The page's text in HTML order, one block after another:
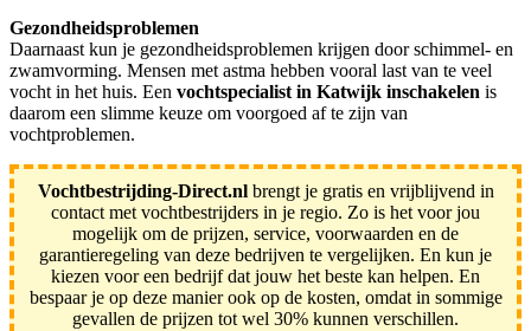
Gezondheidsproblemen
Daarnaast kun je gezondheidsproblemen krijgen door schimmel- en
zwamvorming. Mensen met astma hebben vooral last van te veel
vocht in het huis. Een vochtspecialist in Katwijk inschakelen is
daarom een slimme keuze om voorgoed af te zijn van
vochtproblemen.
Vochtbestrijding-Direct.nlbrengt je gratis en vrijblijvend in
contact met vochtbestrijders in je regio. Zo is het voor jou
mogelijk om de prijzen, service, voorwaarden en de
garantieregeling van deze bedrijven te vergelijken. En kun je
kiezen voor een bedrijf dat jouw het beste kan helpen. En
bespaar je op deze manier ook op de kosten, omdat in sommige
gevallen de prijzen tot wel 30% kunnen verschillen.